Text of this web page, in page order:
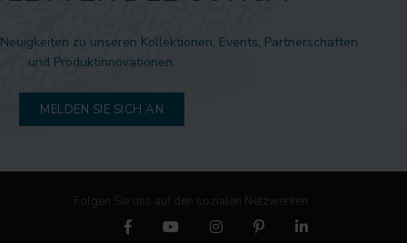
zu unseren Kollektionen, Events, Partnerschaften
und Produktinnovationen.
MELDEN SIE SICH AN
Folgen Sie uns auf den sozialen Netzwerken